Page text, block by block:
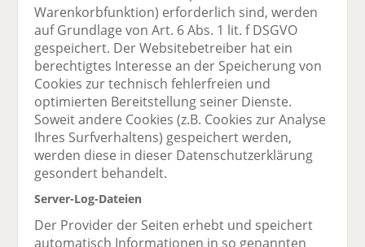
Warenkorbfunktion) erforderlich sind, werden
auf Grundlage von Art. 6 Abs. 1 lit. f DSGVO
gespeichert. Der Websitebetreiber hat ein
berechtigtes Interesse an der Speicherung von
Cookies zur technisch fehlerfreien und
optimierten Bereitstellung seiner Dienste.
Soweit andere Cookies (z.B. Cookies zur Analyse
Ihres Surfverhaltens) gespeichert werden,
werden diese in dieser Datenschutzerklärung
gesondert behandelt.
Server-Log-Dateien
Der Provider der Seiten erhebt und speichert
automatisch Informationen in so genannten